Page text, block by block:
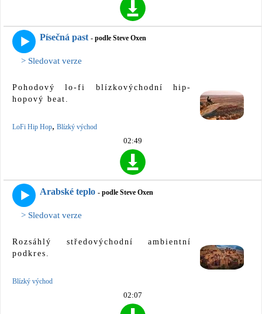
Písečná past - podle Steve Oxen
> Sledovat verze
Pohodový lo-fi blízkovýchodní hip-
hopový beat.
LoFi Hip Hop, Blízký východ
02:49
Arabské teplo - podle Steve Oxen
> Sledovat verze
Rozsáhlý středovýchodní ambientní
podkres.
Blízký východ
02:07